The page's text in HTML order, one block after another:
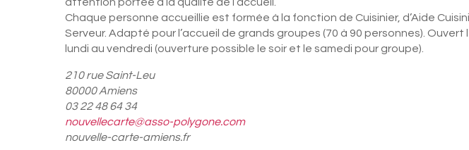
Chaque personne accueillie est formée à la fonction de Cuisinier, d’Aide
Serveur. Adapté pour l’accueil de grands groupes (70 à 90 personnes). Ouvert
lundi au vendredi (ouverture possible le soir et le samedi pour groupe).
210 rue Saint-Leu
80000 Amiens
03 22 48 64 34
nouvellecarte@asso-polygone.com
nouvelle-carte-amiens.fr